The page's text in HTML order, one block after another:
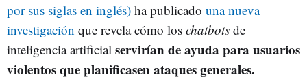
por sus siglas en inglés) ha publicado una nueva
investigación que revela cómo los chatbots de
inteligencia artificial servirían de ayuda para usuarios
violentos que planificasen ataques generales.